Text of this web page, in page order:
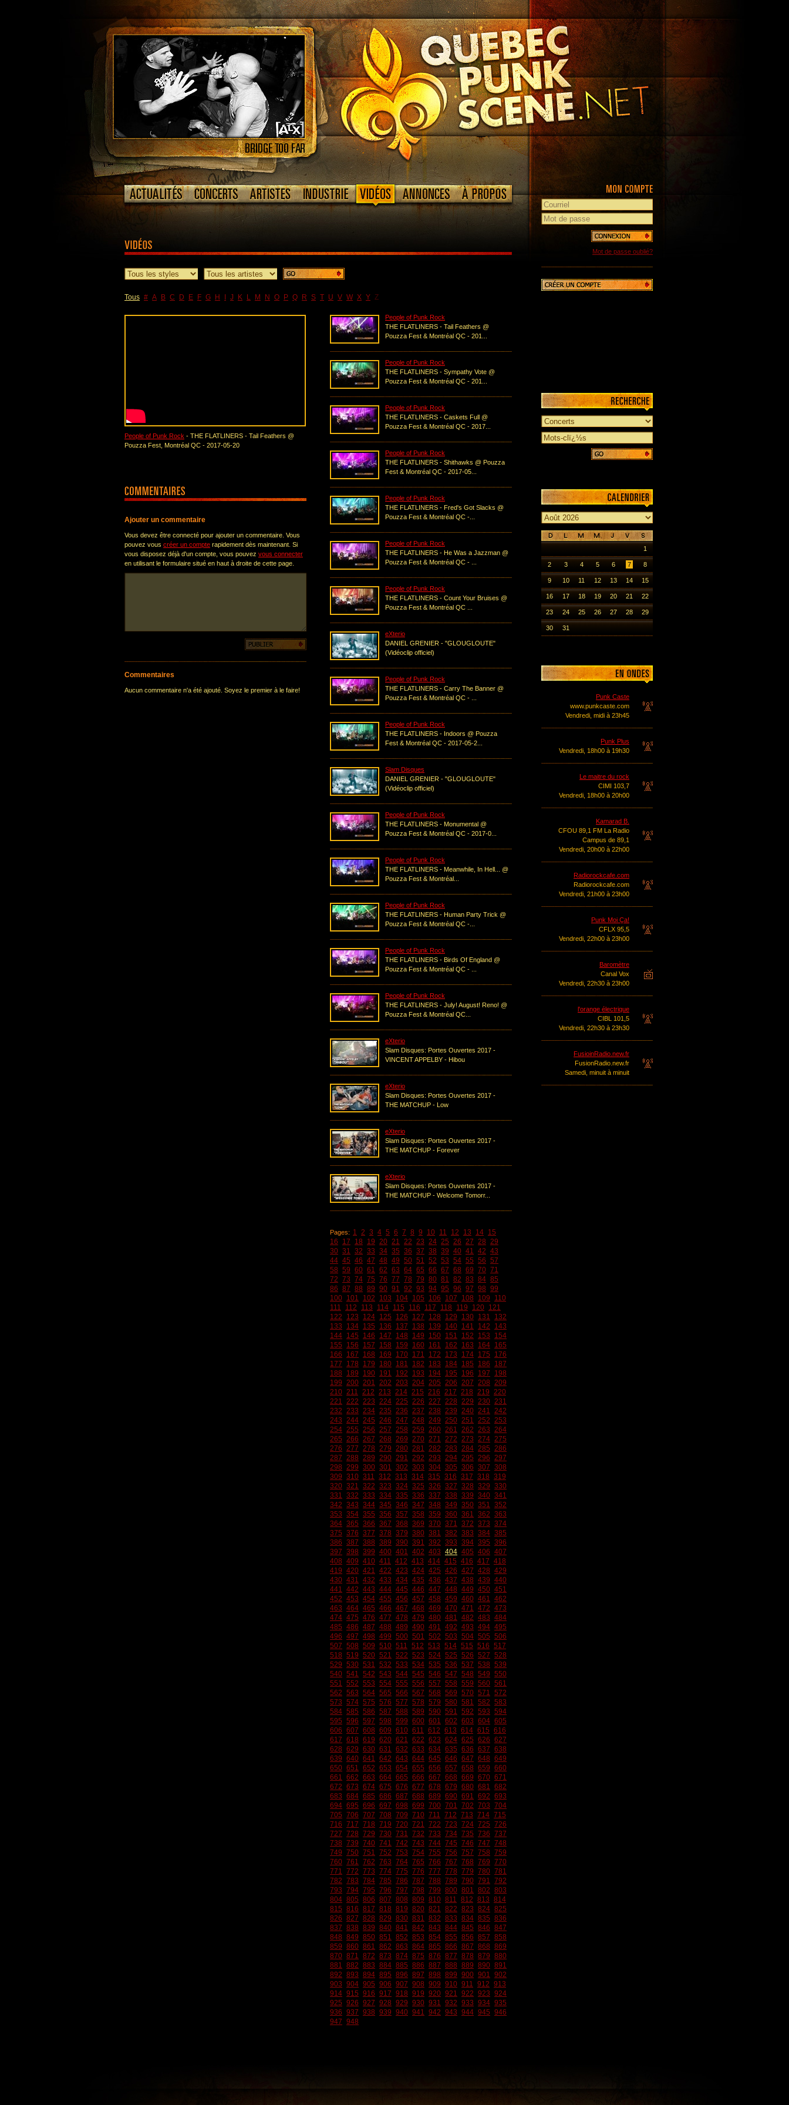
Tous # A B C D E F G H J K L M N O P Q R S T U V W X Y Z
People of Punk Rock - THE FLATLINERS - Tail Feathers @
Pouzza Fest, Montréal QC - 2017-05-20
Ajouter un commentaire
Vous devez être connecté pour ajouter un commentaire. Vous
pouvez vous créer un compte rapidement dès maintenant. Si
vous disposez déjà d'un compte, vous pouvez vous connecter
en utilisant le formulaire situé en haut à droite de cette page.
Commentaires
Aucun commentaire n'a été ajouté. Soyez le premier à le faire!
People of Punk Rock
THE FLATLINERS - Tail Feathers @
Pouzza Fest & Montréal QC - 201...
People of Punk Rock
THE FLATLINERS - Sympathy Vote @
Pouzza Fest & Montréal QC - 201...
People of Punk Rock
THE FLATLINERS - Caskets Full @
Pouzza Fest & Montréal QC - 2017...
People of Punk Rock
THE FLATLINERS - Shithawks @ Pouzza
Fest & Montréal QC - 2017-05...
People of Punk Rock
THE FLATLINERS - Fred's Got Slacks @
Pouzza Fest & Montréal QC -...
People of Punk Rock
THE FLATLINERS - He Was a Jazzman @
Pouzza Fest & Montréal QC - ...
People of Punk Rock
THE FLATLINERS - Count Your Bruises @
Pouzza Fest & Montréal QC ...
eXterio
DANIEL GRENIER - "GLOUGLOUTE"
(Vidéoclip officiel)
People of Punk Rock
THE FLATLINERS - Carry The Banner @
Pouzza Fest & Montréal QC - ...
People of Punk Rock
THE FLATLINERS - Indoors @ Pouzza
Fest & Montréal QC - 2017-05-2...
Slam Disques
DANIEL GRENIER - "GLOUGLOUTE"
(Vidéoclip officiel)
People of Punk Rock
THE FLATLINERS - Monumental @
Pouzza Fest & Montréal QC - 2017-0...
People of Punk Rock
THE FLATLINERS - Meanwhile, In Hell... @
Pouzza Fest & Montréal...
People of Punk Rock
THE FLATLINERS - Human Party Trick @
Pouzza Fest & Montréal QC -...
People of Punk Rock
THE FLATLINERS - Birds Of England @
Pouzza Fest & Montréal QC - ...
People of Punk Rock
THE FLATLINERS - July! August! Reno! @
Pouzza Fest & Montréal QC...
eXterio
Slam Disques: Portes Ouvertes 2017 -
VINCENT APPELBY - Hibou
eXterio
Slam Disques: Portes Ouvertes 2017 -
THE MATCHUP - Low
eXterio
Slam Disques: Portes Ouvertes 2017 -
THE MATCHUP - Forever
eXterio
Slam Disques: Portes Ouvertes 2017 -
THE MATCHUP - Welcome Tomorr...
Pages: 1 2 3 4 5 6 7 8 9 10 11 12 13 14 15
16
17 18 19 20 21 22 23 24 25 26 27 28 29
30 31 32 33 34 35 36 37 38 39 40 41 42 43
44 45 46 47 48 49 50 51 52 53 54 55 56 57
58 59 60 61 62 63 64 65 66 67 68 69 70 71
72 73 74 75 76 77 78 79 80 81 82 83 84 85
86 87 88 89 90 91 92 93 94 95 96 97 98 99
100 101 102 103 104 105 106 107 108 109
110
111
112 113 114 115 116 117 118 119 120 121
122
123 124 125 126 127 128 129 130 131
132
133
134 135 136 137 138 139 140 141 142
143
144 145 146 147 148 149 150 151 152 153
154
155
156 157 158 159 160 161 162 163 164 165
166
167 168 169 170 171 172 173 174 175
176
177
178 179 180 181 182 183 184 185 186
187
188
189 190 191 192 193 194 195 196 197
198
199 200 201 202 203 204 205 206 207 208 209
210 211 212 213 214 215 216 217 218 219 220
221 222 223 224 225 226 227 228 229 230 231
232 233 234 235 236 237 238 239 240 241 242
243 244 245 246 247 248 249 250 251 252 253
254 255 256 257 258 259 260 261 262 263 264
265 266 267 268 269 270 271 272 273 274 275
276 277 278 279 280 281 282 283 284 285 286
287 288 289 290 291 292 293 294 295 296 297
298 299 300 301 302 303 304 305 306 307 308
309 310 311 312 313 314 315 316 317 318 319
320 321 322 323 324 325 326 327 328 329 330
331 332 333 334 335 336 337 338 339 340 341
342 343 344 345 346 347 348 349 350 351 352
353 354 355 356 357 358 359 360 361 362 363
364 365 366 367 368 369 370 371 372 373 374
375 376 377 378 379 380 381 382 383 384 385
386 387 388 389 390 391 392 393 394 395 396
397 398 399 400 401 402 403 404 405 406 407
408 409 410 411 412 413 414 415 416 417 418
419 420 421 422 423 424 425 426 427 428 429
430 431 432 433 434 435 436 437 438 439 440
441 442 443 444 445 446 447 448 449 450 451
452 453 454 455 456 457 458 459 460 461 462
463 464 465 466 467 468 469 470 471 472 473
474 475 476 477 478 479 480 481 482 483 484
485 486 487 488 489 490 491 492 493 494 495
496 497 498 499 500 501 502 503 504 505 506
507 508 509 510 511 512 513 514 515 516 517
518 519 520 521 522 523 524 525 526 527 528
529 530 531 532 533 534 535 536 537 538 539
540 541 542 543 544 545 546 547 548 549 550
551 552 553 554 555 556 557 558 559 560 561
562 563 564 565 566 567 568 569 570 571 572
573 574 575 576 577 578 579 580 581 582 583
584 585 586 587 588 589 590 591 592 593 594
595 596 597 598 599 600 601 602 603 604 605
606 607 608 609 610 611 612 613 614 615 616
617 618 619 620 621 622 623 624 625 626 627
628 629 630 631 632 633 634 635 636 637 638
639 640 641 642 643 644 645 646 647 648 649
650 651 652 653 654 655 656 657 658 659 660
661 662 663 664 665 666 667 668 669 670 671
672 673 674 675 676 677 678 679 680 681 682
683 684 685 686 687 688 689 690 691 692 693
694 695 696 697 698 699 700 701 702 703 704
705 706 707 708 709 710 711 712 713 714 715
716 717 718 719 720 721 722 723 724 725 726
727 728 729 730 731 732 733 734 735 736 737
738 739 740 741 742 743 744 745 746 747 748
749 750 751 752 753 754 755 756 757 758 759
760 761 762 763 764 765 766 767 768 769 770
771 772 773 774 775 776 777 778 779 780 781
782 783 784 785 786 787 788 789 790 791 792
793 794 795 796 797 798 799 800 801 802 803
804 805 806 807 808 809 810 811 812 813 814
815 816 817 818 819 820 821 822 823 824 825
826 827 828 829 830 831 832 833 834 835 836
837 838 839 840 841 842 843 844 845 846 847
848 849 850 851 852 853 854 855 856 857 858
859 860 861 862 863 864 865 866 867 868 869
870 871 872 873 874 875 876 877 878 879 880
881 882 883 884 885 886 887 888 889 890 891
892 893 894 895 896 897 898 899 900 901 902
903 904 905 906 907 908 909 910 911 912 913
914 915 916 917 918 919 920 921 922 923 924
925 926 927 928 929 930 931 932 933 934 935
936 937 938 939 940 941 942 943 944 945 946
947 948
Mot de passe oublié?
1
2 3 4 5 6 7 8
9 10 11 12 13 14 15
16 17 18 19 20 21 22
23 24 25 26 27 28 29
30 31
Punk Caste
www.punkcaste.com
Vendredi, midi à 23h45
Punk Plus
Vendredi, 18h00 à 19h30
Le maitre du rock
CIMI 103,7
Vendredi, 18h00 à 20h00
Kamarad B.
CFOU 89,1 FM La Radio
Campus de 89,1
Vendredi, 20h00 à 22h00
Radiorockcafe.com
Radiorockcafe.com
Vendredi, 21h00 à 23h00
Punk Moi Ça!
CFLX 95,5
Vendredi, 22h00 à 23h00
Baromètre
Canal Vox
Vendredi, 22h30 à 23h00
l'orange électrique
CIBL 101,5
Vendredi, 22h30 à 23h30
FusioinRadio.new.fr
FusionRadio.new.fr
Samedi, minuit à minuit